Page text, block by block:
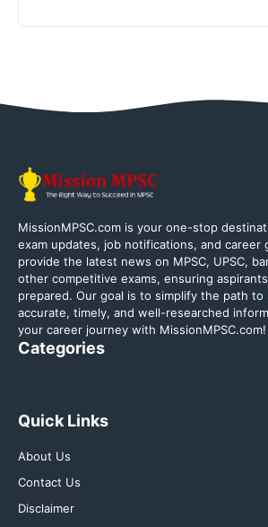
MissionMPSC.com is your one-stop
exam updates, job notifications, and career
provide the latest news on MPSC, UPSC,
other competitive exams, ensuring
prepared. Our goal is to simplify the path
accurate, timely, and well-researched
your career journey with MissionMPSC.com!
Categories
Quick Links
About Us
Contact Us
Disclaimer